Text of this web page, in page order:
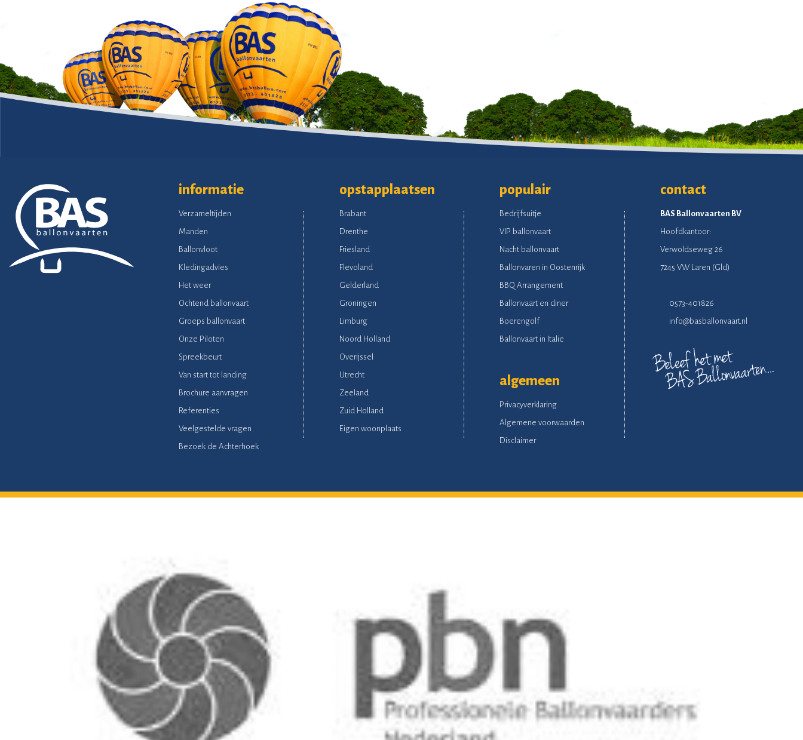
informatie
Verzameltijden
Manden
Ballonvloot
Kledingadvies
Het weer
Ochtend ballonvaart
Groeps ballonvaart
Onze Piloten
Spreekbeurt
Van start tot landing
Brochure aanvragen
Referenties
Veelgestelde vragen
Bezoek de Achterhoek
opstapplaatsen
Brabant
Drenthe
Friesland
Flevoland
Gelderland
Groningen
Limburg
Noord Holland
Overijssel
Utrecht
Zeeland
Zuid Holland
Eigen woonplaats
populair
Bedrijfsuitje
VIP ballonvaart
Nacht ballonvaart
Ballonvaren in Oostenrijk
BBQ Arrangement
Ballonvaart en diner
Boerengolf
Ballonvaart in Italie
algemeen
Privacyverklaring
Algemene voorwaarden
Disclaimer
contact
BAS Ballonvaarten BV
Hoofdkantoor:
Verwoldseweg 26
7245 VW Laren (Gld)
0573-401826
info@basballonvaart.nl